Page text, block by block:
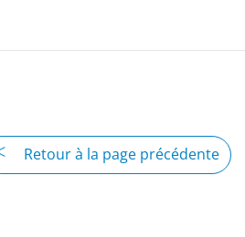
Retour à la page précédente